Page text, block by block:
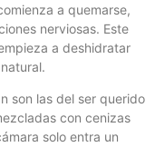
a quemarse,
nerviosas. Este
a deshidratar
son las del ser querido
con cenizas
solo entra un